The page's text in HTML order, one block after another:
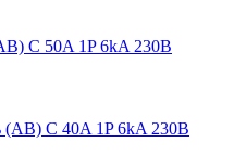
C 50A 1P 6kA 230В